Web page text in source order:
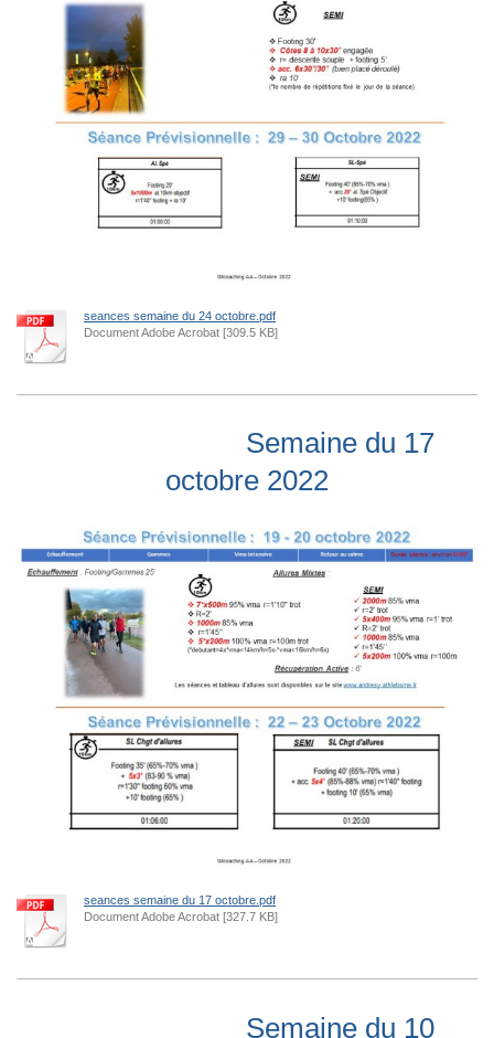
seances semaine du 24 octobre.pdf
Document Adobe Acrobat [309.5 KB]
Semaine du 17
octobre 2022
seances semaine du 17 octobre.pdf
Document Adobe Acrobat [327.7 KB]
Semaine du 10